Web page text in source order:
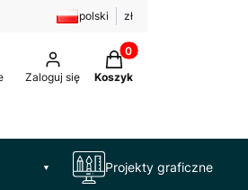
polski zł
Zaloguj się
Produkty w koszyku:
Koszyk
▼ Projekty graficzne